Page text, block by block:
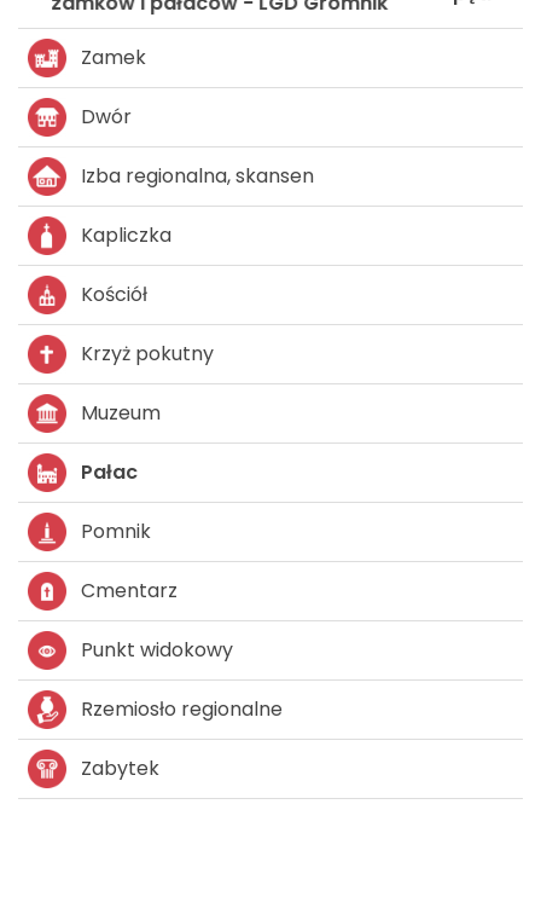
Zamek
Dwór
Izba regionalna, skansen
Kapliczka
Kościół
Krzyż pokutny
Muzeum
Pałac
Pomnik
Cmentarz
Punkt widokowy
Rzemiosło regionalne
Zabytek